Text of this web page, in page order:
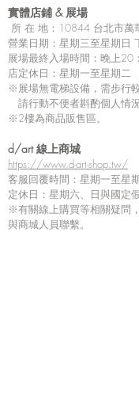
撰寫留言......
實體店鋪 & 展場
所 在 地：10844 台北市萬
營業日期：星期三至星期日
展場最終入場時間：晚上20
店定休日：星期一至星期二
※展場無電梯設備，需步行
請行動不便者斟酌個人情況
※2樓為商品販售區。
d/art 線上商城
https://www.d-art-shop.tw/
客服回覆時間：星期一至星
定休日：星期六、日與國定
※有關線上購買等相關疑問
與商城人員聯繫。